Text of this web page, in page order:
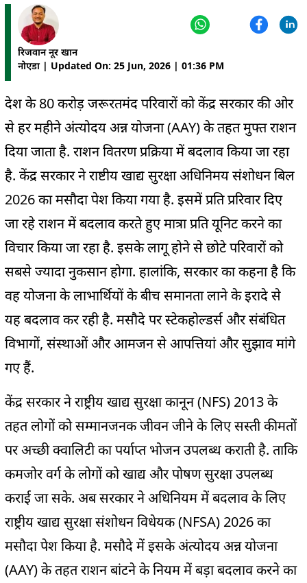
रिजवान नूर खान
नोएडा | Updated On: 25 Jun, 2026 | 01:36 PM
देश के 80 करोड़ जरूरतमंद परिवारों को केंद्र सरकार की ओर
से हर महीने अंत्योदय अन्न योजना (AAY) के तहत मुफ्त राशन
दिया जाता है. राशन वितरण प्रक्रिया में बदलाव किया जा रहा
है. केंद्र सरकार ने राष्टीय खाद्य सुरक्षा अधिनिमय संशोधन बिल
2026 का मसौदा पेश किया गया है. इसमें प्रति प्ररिवार दिए
जा रहे राशन में बदलाव करते हुए मात्रा प्रति यूनिट करने का
विचार किया जा रहा है. इसके लागू होने से छोटे परिवारों को
सबसे ज्यादा नुकसान होगा. हालांकि, सरकार का कहना है कि
वह योजना के लाभार्थियों के बीच समानता लाने के इरादे से
यह बदलाव कर रही है. मसौदे पर स्टेकहोल्डर्स और संबंधित
विभागों, संस्थाओं और आमजन से आपत्तियां और सुझाव मांगे
गए हैं.
केंद्र सरकार ने राष्ट्रीय खाद्य सुरक्षा कानून (NFS) 2013 के
तहत लोगों को सम्मानजनक जीवन जीने के लिए सस्ती कीमतों
पर अच्छी क्वालिटी का पर्याप्त भोजन उपलब्ध कराती है. ताकि
कमजोर वर्ग के लोगों को खाद्य और पोषण सुरक्षा उपलब्ध
कराई जा सके. अब सरकार ने अधिनियम में बदलाव के लिए
राष्ट्रीय खाद्य सुरक्षा संशोधन विधेयक (NFSA) 2026 का
मसौदा पेश किया है. मसौदे में इसके अंत्योदय अन्न योजना
(AAY) के तहत राशन बांटने के नियम में बड़ा बदलाव करने का